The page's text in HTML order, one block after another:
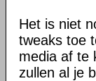
Het is niet
tweaks toe
media af te
zullen al je